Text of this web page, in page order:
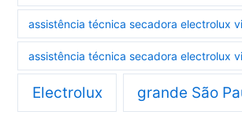
assistência técnica secadora electrolux
assistência técnica secadora electrolux
Electrolux grande São